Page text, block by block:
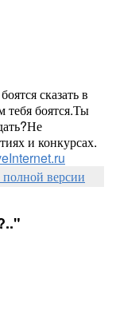
сказать в
боятся.Ты
и конкурсах.
полной версии